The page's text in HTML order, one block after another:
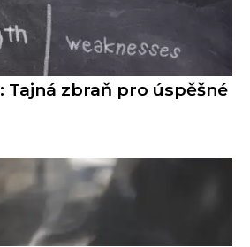
Tajná zbraň pro úspěšné